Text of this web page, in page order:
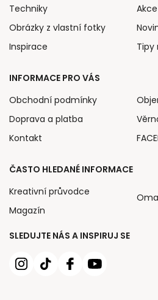
SLEDUJTE NÁS A INSPIRUJ SE
Techniky
Obrázky z vlastní fotky
Inspirace
Akce
Tipy
INFORMACE PRO VÁS
Obchodní podmínky
Doprava a platba
Kontakt
ČASTO HLEDANÉ INFORMACE
Kreativní průvodce
Magazín